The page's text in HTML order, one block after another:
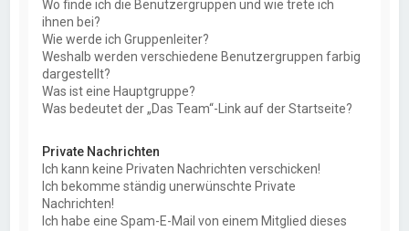
Wo finde ich die Benutzergruppen und wie trete ich
ihnen bei?
Wie werde ich Gruppenleiter?
Weshalb werden verschiedene Benutzergruppen farbig
dargestellt?
Was ist eine Hauptgruppe?
Was bedeutet der „Das Team“-Link auf der Startseite?
Private Nachrichten
Ich kann keine Privaten Nachrichten verschicken!
Ich bekomme ständig unerwünschte Private
Nachrichten!
Ich habe eine Spam-E-Mail von einem Mitglied dieses